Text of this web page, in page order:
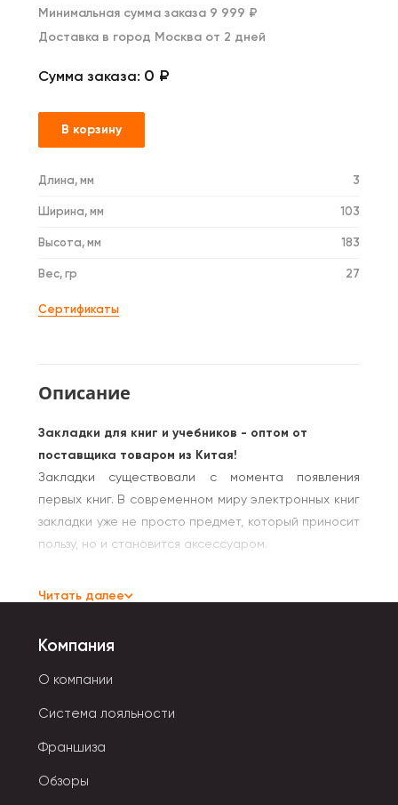
Минимальная сумма заказа 9 999 ₽
Доставка в город Москва от 2 дней
Сумма заказа: 0 ₽
В корзину
Длина, мм 3
Ширина, мм 103
Высота, мм 183
Вес, гр 27
Сертификаты
Описание
Закладки для книг и учебников - оптом от
поставщика товаром из Китая!
Закладки существовали с момента появления
первых книг. В современном миру электронных книг
закладки уже не просто предмет, который приносит
пользу, но и становится аксессуаром.
информацией для учащихся, таблицей умножения и
или просто изображениями.
фантазия производителей безгранична. Есть и
стекла, помогающая людям с плохим зрением.
Читать далее
Компания
О компании
Система лояльности
Франшиза
Обзоры